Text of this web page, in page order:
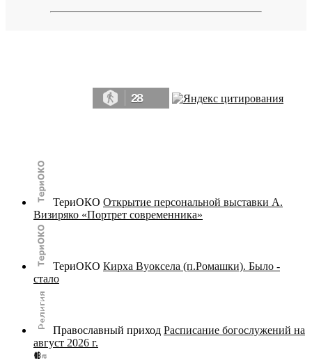
28
ТериОКО Открытие персональной выставки А.
Визиряко «Портрет современника»
ТериОКО Кирха Вуоксела (п.Ромашки). Было -
стало
Православный приход Расписание богослужений на
август 2026 г.